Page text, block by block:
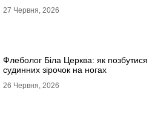
27 Червня, 2026
Флеболог Біла Церква: як позбутися
судинних зірочок на ногах
26 Червня, 2026